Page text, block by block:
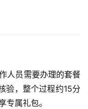
人员需要办理的套餐
验，整个过程约15分
专属礼包。